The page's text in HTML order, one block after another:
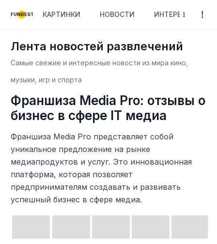
FUNBEST КАРТИНКИ НОВОСТИ ИНТЕРЕСНОЕ
Лента новостей развлечений
Самые свежие и интересные новости из мира кино,
музыки, игр и спорта
Франшиза Media Pro: отзывы о
бизнес в сфере IT медиа
Франшиза Media Pro представляет собой
уникальное предложение на рынке
медиапродуктов и услуг. Это инновационная
платформа, которая позволяет
предпринимателям создавать и развивать
успешный бизнес в сфере медиа.